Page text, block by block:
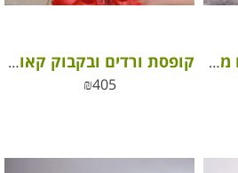
סידור בקופסא – פרחים מהשדה
קופסת ורדים ובקבוק קאווה – הפינוק המושלם לחגיגה רומנטית בלתי נשכחת!
₪405